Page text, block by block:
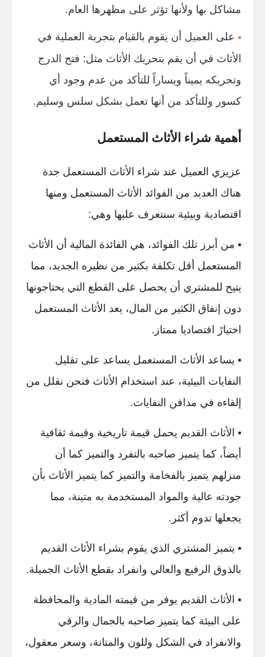
مشاكل بها ولأنها تؤثر على مظهرها العام.
على العميل أن يقوم بالقيام بتجربة العملية في
الأثاث في أن يقم بتحريك الأثاث مثل: فتح الدرج
وتحريكه يميناً ويساراً للتأكد من عدم وجود أي
كسور وللتأكد من أنها تعمل بشكل سلس وسليم.
أهمية شراء الأثاث المستعمل
عزيزي العميل عند شراء الأثاث المستعمل جدة
هناك العديد من الفوائد الأثاث المستعمل ومنها
اقتصادية وبيئية سنتعرف عليها وهي:
• من أبرز تلك الفوائد، هي الفائدة المالية أن الأثاث
المستعمل أقل تكلفة بكثير من نظيره الجديد، مما
يتيح للمشتري أن يحصل على القطع التي يحتاجونها
دون إنفاق الكثير من المال، يعد الأثاث المستعمل
اختيارً اقتصاديا ممتاز.
• يساعد الأثاث المستعمل يساعد على تقليل
النفايات البيئية، عند استخدام الأثاث فنحن نقلل من
إلقاءه في مدافن النفايات.
• الأثاث القديم يحمل قيمة تاريخية وقيمة ثقافية
أيضاً، كما يتميز صاحبه بالتفرد والتميز كما أن
منزلهم يتميز بالفخامة والتميز كما يتميز الأثاث بأن
جودته عالية والمواد المستخدمة به متينة، مما
يجعلها تدوم أكثر.
• يتميز المشتري الذي يقوم بشراء الأثاث القديم
بالذوق الرفيع والعالي وانفراد بقطع الأثاث الجميلة.
• الأثاث القديم يوفر من قيمته المادية والمحافظة
على البيئة كما يتميز صاحبه بالجمال والرقي
والانفراد في الشكل وللون والمتانة، وسعر معقول،